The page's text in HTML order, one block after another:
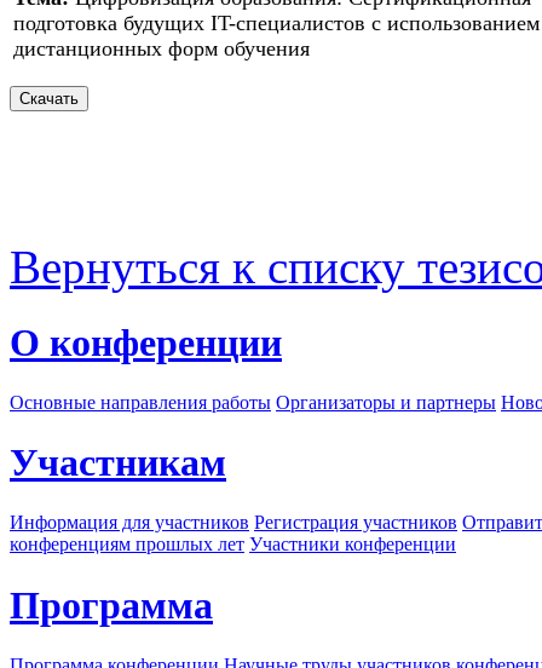
подготовка будущих IT-специалистов с использованием
дистанционных форм обучения
Вернуться к списку
О конференции
Основные направления работы Организаторы и партнеры
Участникам
Информация для участников Регистрация участников
конференциям прошлых лет Участники конференции
Программа